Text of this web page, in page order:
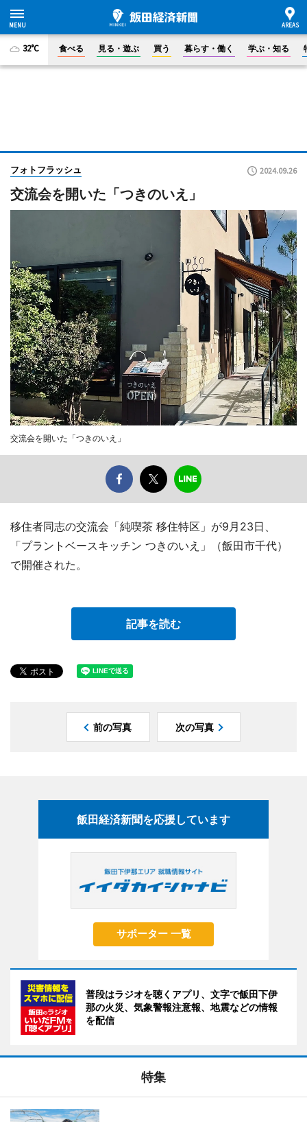
32°C 食べる 見る・遊ぶ 買う 暮らす・働く 学ぶ・知る
フォトフラッシュ 2024.09.26
交流会を開いた「つきのいえ」
交流会を開いた「つきのいえ」
移住者同志の交流会「純喫茶 移住特区」が9月23日、
「プラントベースキッチン つきのいえ」（飯田市千代）
で開催された。
記事を読む
前の写真 次の写真
飯田経済新聞を応援しています
サポーター 一覧
普段はラジオを聴くアプリ、文字で飯田下伊
那の火災、気象警報注意報、地震などの情報
を配信
特集